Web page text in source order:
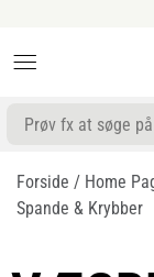
Forside / Home
Spande & Krybber